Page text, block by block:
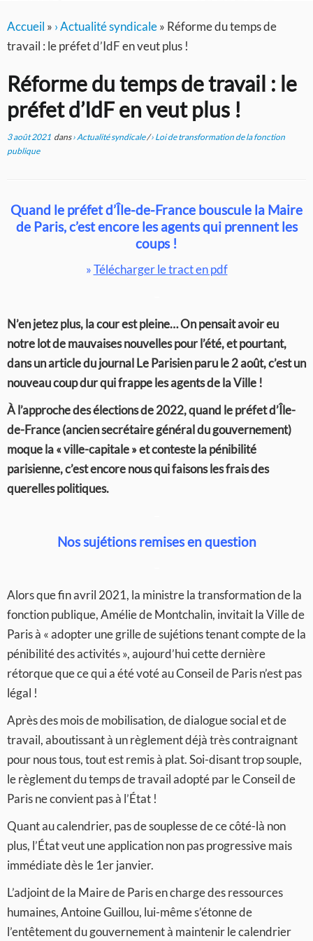
Accueil » › Actualité syndicale» Réforme du temps de
travail : le préfet d’IdF en veut plus !
Réforme du temps de travail : le
préfet d’IdF en veut plus !
3 août 2021 dans› Actualité syndicale/› Loi de transformation de la fonction
publique
Quand le préfet d’Île-de-France bouscule la Maire
de Paris,c’est encore les agents qui prennent les
coups !
»Télécharger le tract en pdf
N’en jetez plus, la cour est pleine… On pensait avoir eu
notre lot de mauvaises nouvelles pour l’été, et pourtant,
dans un article du journal Le Parisien paru le 2 août, c’est un
nouveau coup dur qui frappe les agents de la Ville !
À l’approche des élections de 2022, quand le préfet d’Île-
de-France (ancien secrétaire général du gouvernement)
moque la « ville-capitale » et conteste la pénibilité
parisienne, c’est encore nous qui faisons les frais des
querelles politiques.
Nos sujétions remises en question
Alors que fin avril 2021, la ministre la transformation de la
fonction publique, Amélie de Montchalin, invitait la Ville de
Paris à « adopter une grille de sujétions tenant compte de la
pénibilité des activités », aujourd’hui cette dernière
rétorque que ce qui a été voté au Conseil de Paris n’est pas
légal !
Après des mois de mobilisation, de dialogue social et de
travail, aboutissant à un règlement déjà très contraignant
pour nous tous, tout est remis à plat. Soi-disant trop souple,
le règlement du temps de travail adopté par le Conseil de
Paris ne convient pas à l’État !
Quant au calendrier, pas de souplesse de ce côté-là non
plus, l’État veut une application non pas progressive mais
immédiate dès le 1er janvier.
L’adjoint de la Maire de Paris en charge des ressources
humaines, Antoine Guillou, lui-même s’étonne de
l’entêtement du gouvernement à maintenir le calendrier